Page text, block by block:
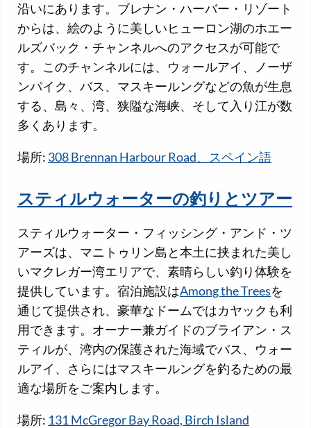
沿いにあります。ブレナン・ハーバー・リゾート
からは、絵のように美しいヒューロン湖のホエー
ルズバック・チャンネルへのアクセスが可能で
す。このチャンネルには、ウォールアイ、ノーザ
ンパイク、バス、マスキールングなどの魚が生息
する、島々、湾、狭隘な海峡、そして入り江が数
多くあります。
場所: 308 Brennan Harbour Road、スペイン語
スティルウォーターの釣りとツアー
スティルウォーター・フィッシング・アンド・ツ
アーズは、マニトゥリン島と本土に挟まれた美し
いマクレガー湾エリアで、素晴らしい釣り体験を
提供しています。宿泊施設はAmong the Treesを
通じて提供され、豪華なドームではカヤックも利
用できます。オーナー兼ガイドのブライアン・ス
ティルが、湾内の保護された海域でバス、ウォー
ルアイ、さらにはマスキールングを釣るための最
適な場所をご案内します。
場所: 131 McGregor Bay Road, Birch Island